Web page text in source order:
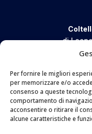
Per fornire le migliori
per memorizzare e/o
consenso a queste
comportamento di
acconsentire o ritirare il
alcune caratteristiche e
di
Via Giovanni
Telefono e
Email: